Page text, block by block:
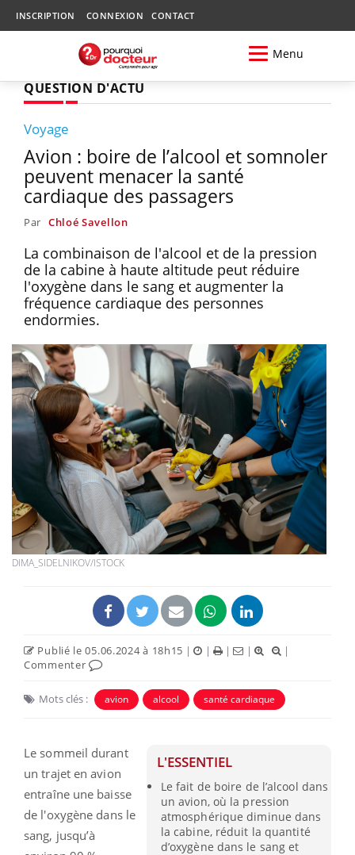
INSCRIPTION CONNEXION CONTACT
Menu
QUESTION D'ACTU
Voyage
Avion : boire de l’alcool et somnoler
peuvent menacer la santé
cardiaque des passagers
Par Chloé Savellon
La combinaison de l'alcool et de la pression
de la cabine à haute altitude peut réduire
l'oxygène dans le sang et augmenter la
fréquence cardiaque des personnes
endormies.
DIMA_SIDELNIKOV/ISTOCK
Publié le 05.06.2024 à 18h15 | | | |
|
Commenter
Mots clés : avion alcool santé cardiaque
L'ESSENTIEL
Le fait de boire de l’alcool dans
un avion, où la pression
atmosphérique diminue dans
la cabine, réduit la quantité
d’oxygène dans le sang et
Le sommeil durant
un trajet en avion
entraîne une baisse
de l'oxygène dans le
sang, jusqu’à